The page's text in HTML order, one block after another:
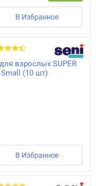
В Избранное
взрослых SUPER
(10 шт)
В Избранное